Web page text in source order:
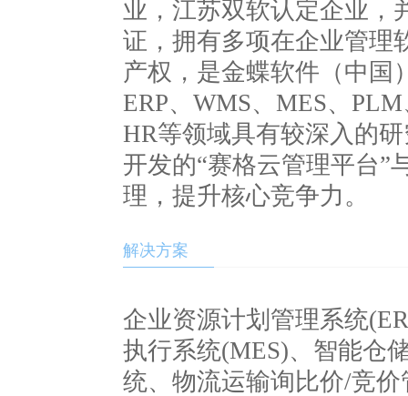
业，江苏双软认定企业，
证，拥有多项在企业管理
产权，是金蝶软件（中国
ERP、WMS、MES、
HR等领域具有较深入的
开发的“赛格云管理平台”
理，提升核心竞争力。
解决方案
企业资源计划管理系统
执行系统(MES)、智能仓
统、物流运输询比价/竞